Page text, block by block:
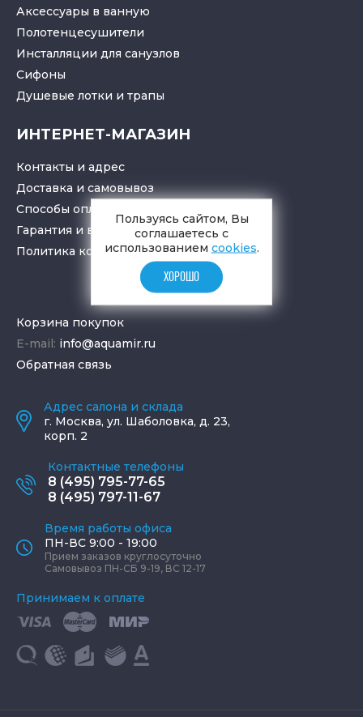
Аксессуары в ванную
Полотенцесушители
Инсталляции для санузлов
Cифоны
Душевые лотки и трапы
ИНТЕРНЕТ-МАГАЗИН
Контакты и адрес
Доставка и самовывоз
Способы оплаты
Гарантия и возврат товара
Политика конфиденциальности
Корзина покупок
E-mail: info@aquamir.ru
Обратная связь
Адрес салона и склада
г. Москва, ул. Шаболовка, д. 23,
корп. 2
Контактные телефоны
8 (495) 795-77-65
8 (495) 797-11-67
Время работы офиса
ПН-ВС 9:00 - 19:00
Прием заказов круглосуточно
Самовывоз ПН-СБ 9-19, ВС 12-17
Принимаем к оплате
Пользуясь сайтом, Вы
соглашаетесь с
использованием cookies.
ХОРОШО